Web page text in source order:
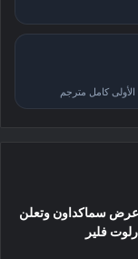
سماكداون وتعلن
فلير